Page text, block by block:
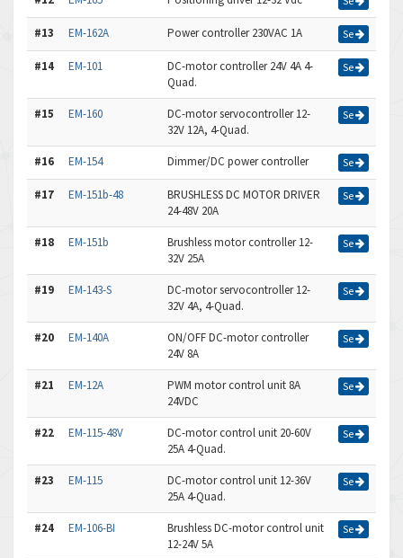
#13 EM-162A Power controller 230VAC 1A Se
#14 EM-101
DC-motor controller 24V 4A 4-
Quad.
Se
#15 EM-160
DC-motor servocontroller 12-
32V 12A, 4-Quad.
Se
#16 EM-154 Dimmer/DC power controller Se
#17 EM-151b-48
BRUSHLESS DC MOTOR DRIVER
24-48V 20A
Se
#18 EM-151b
Brushless motor controller 12-
32V 25A
Se
#19 EM-143-S
DC-motor servocontroller 12-
32V 4A, 4-Quad.
Se
#20 EM-140A
ON/OFF DC-motor controller
24V 8A
Se
#21 EM-12A
PWM motor control unit 8A
24VDC
Se
#22 EM-115-48V
DC-motor control unit 20-60V
25A 4-Quad.
Se
#23 EM-115
DC-motor control unit 12-36V
25A 4-Quad.
Se
#24 EM-106-BI
Brushless DC-motor control unit
12-24V 5A
Se